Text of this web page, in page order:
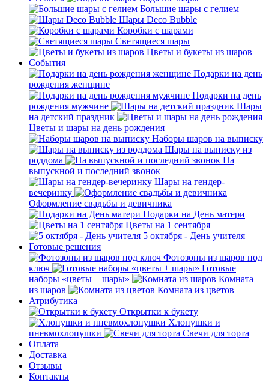
Большие шары с гелием
Шары Deco Bubble
Коробки с шарами
Светящиеся шары
Цветы и букеты из шаров
События
Подарки на день
рождения женщине
Подарки на день
рождения мужчине
Шары
на детский праздник
Цветы и шары на день рождения
Наборы шаров на выписку
Шары на выписку из
роддома
На
выпускной и последний звонок
Шары на гендер-
вечеринку
Оформление свадьбы и девичника
Подарки на День матери
Цветы на 1 сентября
5 октября - День учителя
Готовые решения
Фотозоны из шаров под
ключ
Готовые
наборы «цветы + шары»
Комната
из шаров
Комната из цветов
Атрибутика
Открытки к букету
Хлопушки и
пневмохлопушки
Свечи для торта
Оплата
Доставка
Отзывы
Контакты